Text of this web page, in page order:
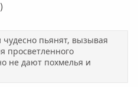
чудесно пьянят, вызывая
просветленного
не дают похмелья и